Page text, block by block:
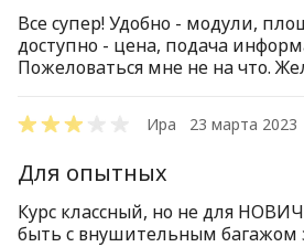
Все супер! Удобно - модули,
доступно - цена, подача
Пожеловаться мне не на что.
Ира 23 марта 2023
Для опытных
Курс классный, но не для
быть с внушительным багажом